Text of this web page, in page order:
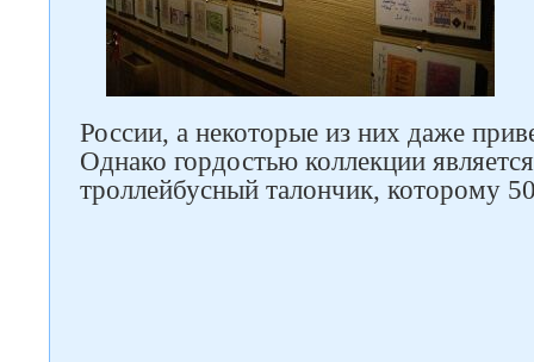
России, а некоторые из них даже
Однако гордостью коллекции
троллейбусный талончик, которому